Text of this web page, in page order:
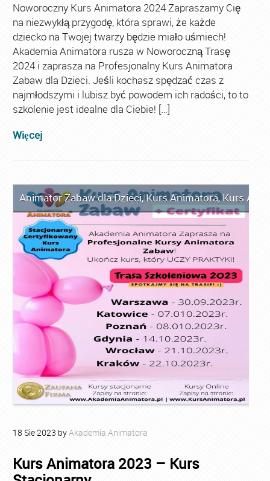
Noworoczny Kurs Animatora 2024 Zapraszamy Cię
na niezwykłą przygodę, która sprawi, że każde
dziecko na Twojej twarzy będzie miało uśmiech!
Akademia Animatora rusza w Noworoczną Trasę
2024 i zaprasza na Profesjonalny Kurs Animatora
Zabaw dla Dzieci. Jeśli kochasz spędzać czas z
najmłodszymi i lubisz być powodem ich radości, to to
szkolenie jest idealne dla Ciebie! […]
Więcej
Animator Zabaw dla Dzieci,Kurs Animatora,Kurs
18 Sie2023 byAkademia Animatora
Kurs Animatora 2023 – Kurs